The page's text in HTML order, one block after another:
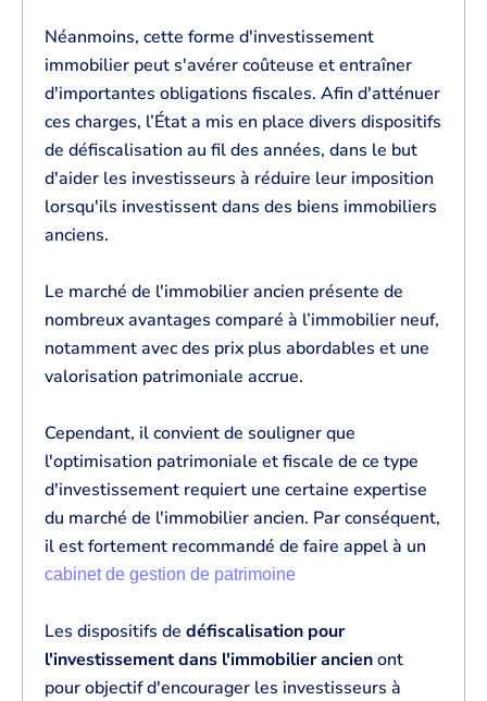
Néanmoins, cette forme d'investissement
immobilier peut s'avérer coûteuse et entraîner
d'importantes obligations fiscales. Afin d'atténuer
ces charges, l’État a mis en place divers dispositifs
de défiscalisation au fil des années, dans le but
d'aider les investisseurs à réduire leur imposition
lorsqu'ils investissent dans des biens immobiliers
anciens.
Le marché de l'immobilier ancien présente de
nombreux avantages comparé à l’immobilier neuf,
notamment avec des prix plus abordables et une
valorisation patrimoniale accrue.
Cependant, il convient de souligner que
l'optimisation patrimoniale et fiscale de ce type
d'investissement requiert une certaine expertise
du marché de l'immobilier ancien. Par conséquent,
il est fortement recommandé de faire appel à un
cabinet de gestion de patrimoine
Les dispositifs de défiscalisation pour
l'investissement dans l'immobilier ancienont
pour objectif d'encourager les investisseurs à